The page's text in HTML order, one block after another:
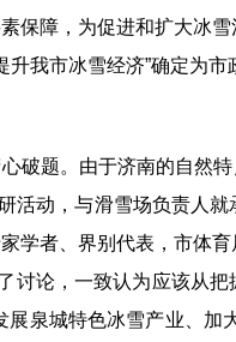
保障，为促进和扩大冰
我市冰雪经济”确定为市
破题。由于济南的自然
活动，与滑雪场负责人
学者、界别代表，市体
讨论，一致认为应该从
泉城特色冰雪产业、加